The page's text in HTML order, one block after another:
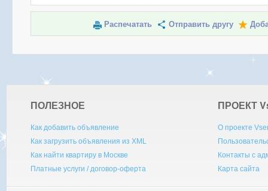
Распечатать Отправить другу
ПОЛЕЗНОЕ
Как добавить объявление
Как загрузить объявления из XML
Как найти квартиру в Москве
Платные услуги / договор-оферта
ПРОЕКТ V
О проекте
Контакты с
Карта сайта